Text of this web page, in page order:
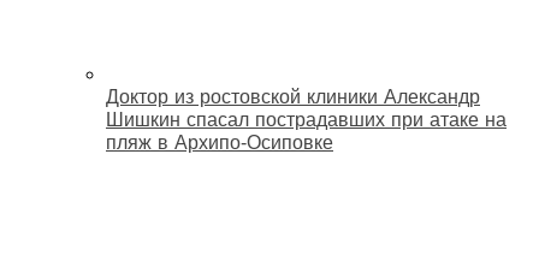
Доктор из ростовской клиники Александр
Шишкин спасал пострадавших при атаке на
пляж в Архипо‑Осиповке